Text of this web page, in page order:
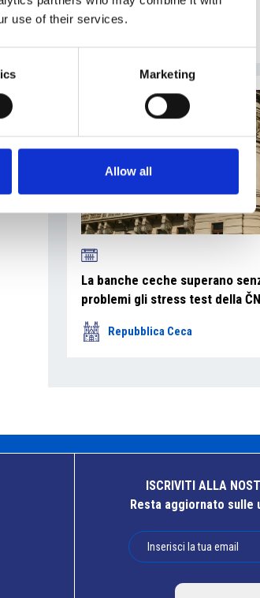
use of their services.
Marketing
Allow all
sindaco a Praga
La banche ceche superano
problemi gli stress test della
Repubblica Ceca
ISCRIVITI ALLA
Resta aggiornato sulle